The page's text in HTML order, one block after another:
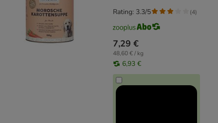
7,29 €
48,60 € / kg
6,93 €
Rating: 3.3/5 (4)